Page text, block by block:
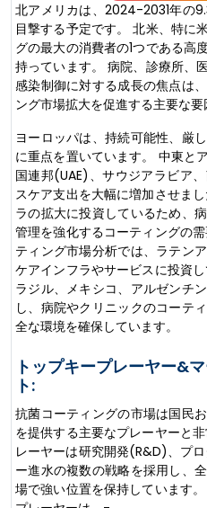
北アメリカは、2024-2031年の
目撃する予定です。 北米、特に
グの最大の消費者の1つである高
持っています。 病院、診療所、
感染制御に対する成長の焦点は
ング市場拡大を促進する主要な要
ヨーロッパは、持続可能性、厳
に重点を置いています。 中東と
国連邦(UAE)、サウジアラビア
スケア支出を大幅に増加させま
ラの拡大に投資しているため、
管理を強化するコーティングの
ティング市場分析では、ラテン
ケアインフラやサービスに投資
ラジル、メキシコ、アルゼンチ
し、病院やクリニックのコーテ
全な環境を確保しています。
トップキープレーヤー&
ト:
抗菌コーティングの市場は国民
を提供する主要なプレーヤーと
レーヤーは研究開発(R&D)、プ
ー進水の複数の戦略を採用し、
場で強い位置を保持しています